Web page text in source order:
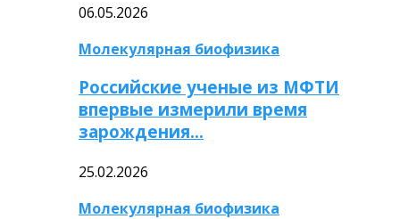
06.05.2026
Молекулярная биофизика
Российские ученые из МФТИ
впервые измерили время
зарождения…
25.02.2026
Молекулярная биофизика